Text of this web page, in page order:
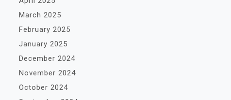
March 2025
February 2025
January 2025
December 2024
November 2024
October 2024